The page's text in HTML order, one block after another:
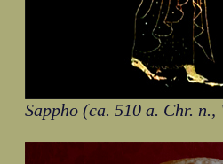
Sappho (ca. 510 a. Chr.